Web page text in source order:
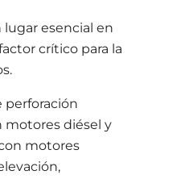
lugar esencial en
crítico para la
perforación
motores diésel y
motores